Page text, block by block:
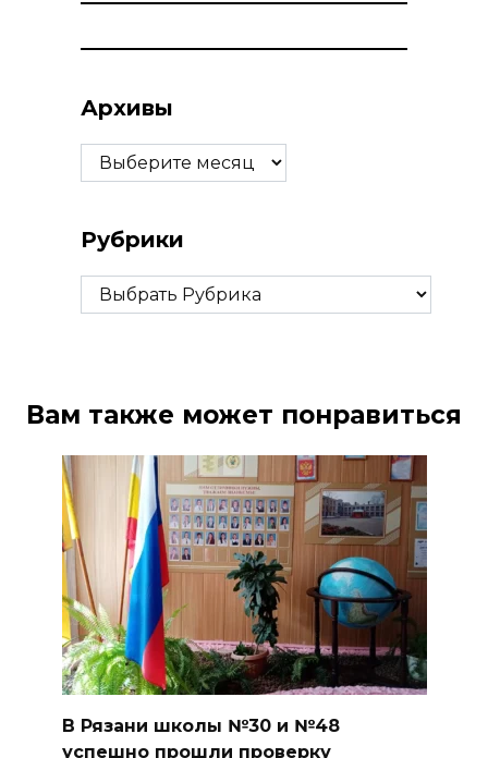
Архивы
Архивы
Рубрики
Рубрики
Вам также может понравиться
В Рязани школы №30 и №48
успешно прошли проверку